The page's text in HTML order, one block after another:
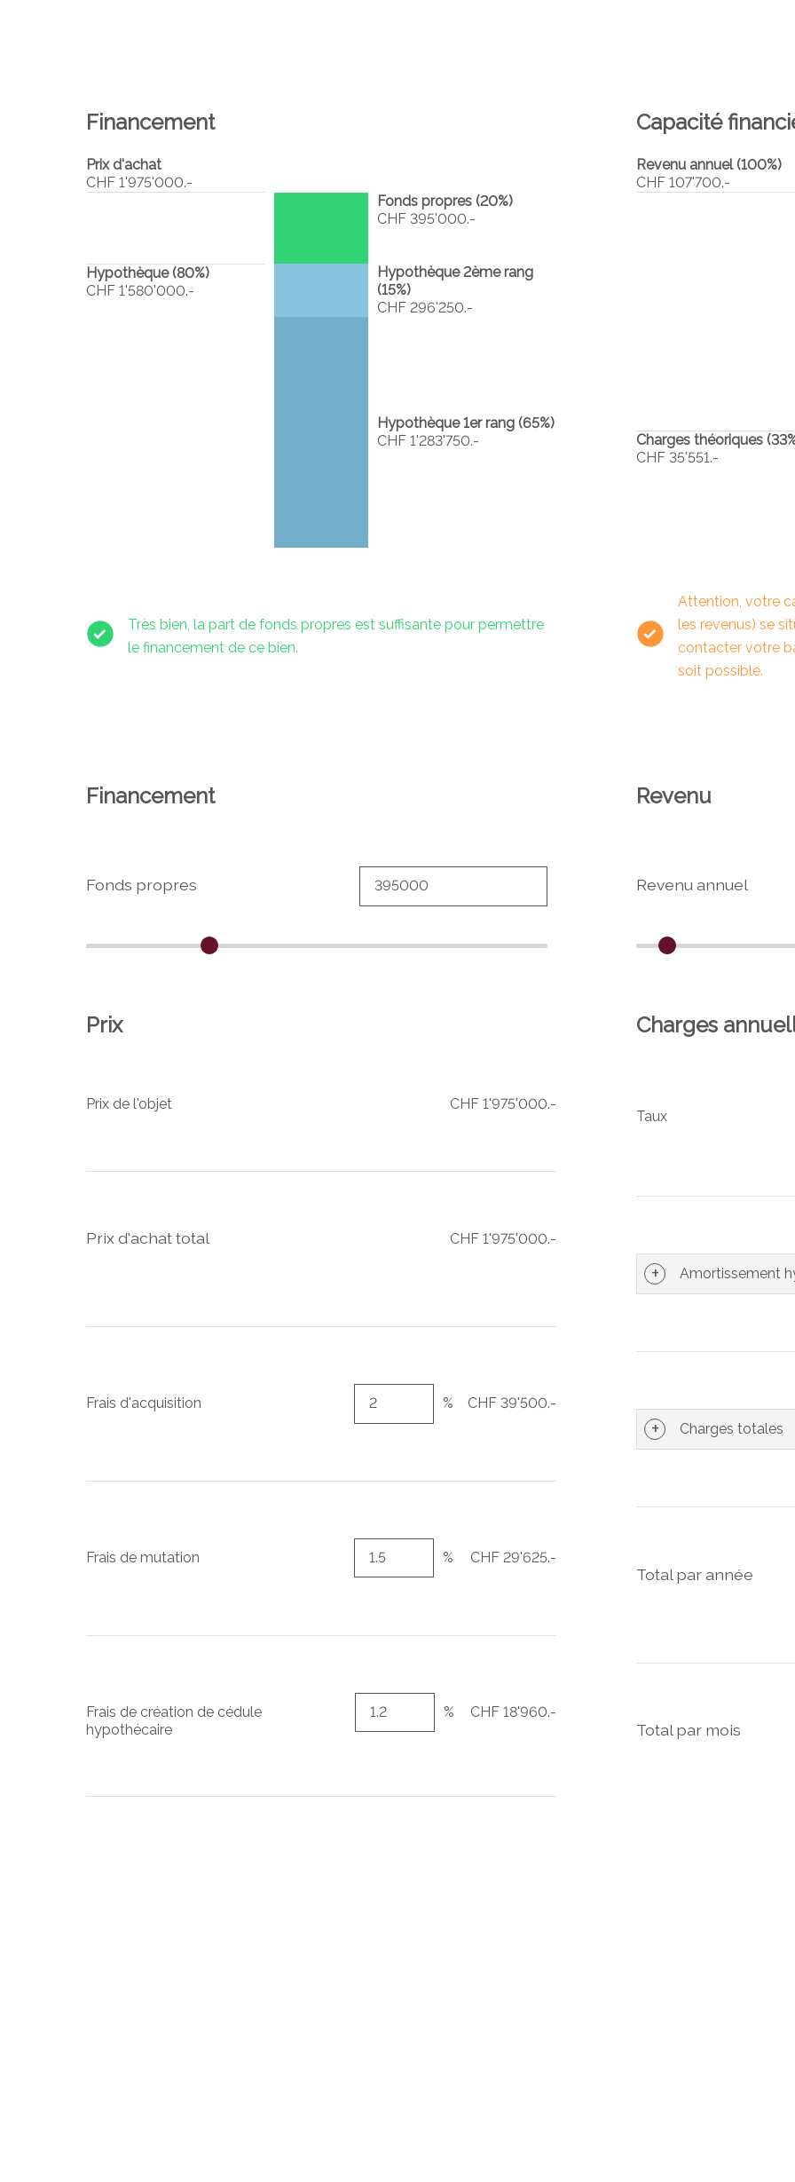
Financement
Prix d'achat
CHF 1'975'000.-
Fonds propres (20%)
CHF 395'000.-
Hypothèque (80%)
CHF 1'580'000.-
Hypothèque 2ème rang
(15%)
CHF 296'250.-
Hypothèque 1er rang (65%)
CHF 1'283'750.-
Très bien, la part de fonds propres est suffisante pour permettre
le financement de ce bien.
Financement
Fonds propres
Prix
Prix de l'objet CHF 1'975'000.-
Prix d'achat total CHF 1'975'000.-
Frais d'acquisition % CHF 39'500.-
Frais de mutation % CHF 29'625.-
Frais de création de cédule
hypothécaire
% CHF 18'960.-
Capacité
Revenu annuel (100%)
CHF 107'700.-
Charges théoriques (33
CHF 35'551.-
Attention, votre
les revenus) se
contacter votre
soit possible.
Revenu
Revenu annuel
Charges
Taux
Amortissement
Charges totales
Total par année
Total par mois